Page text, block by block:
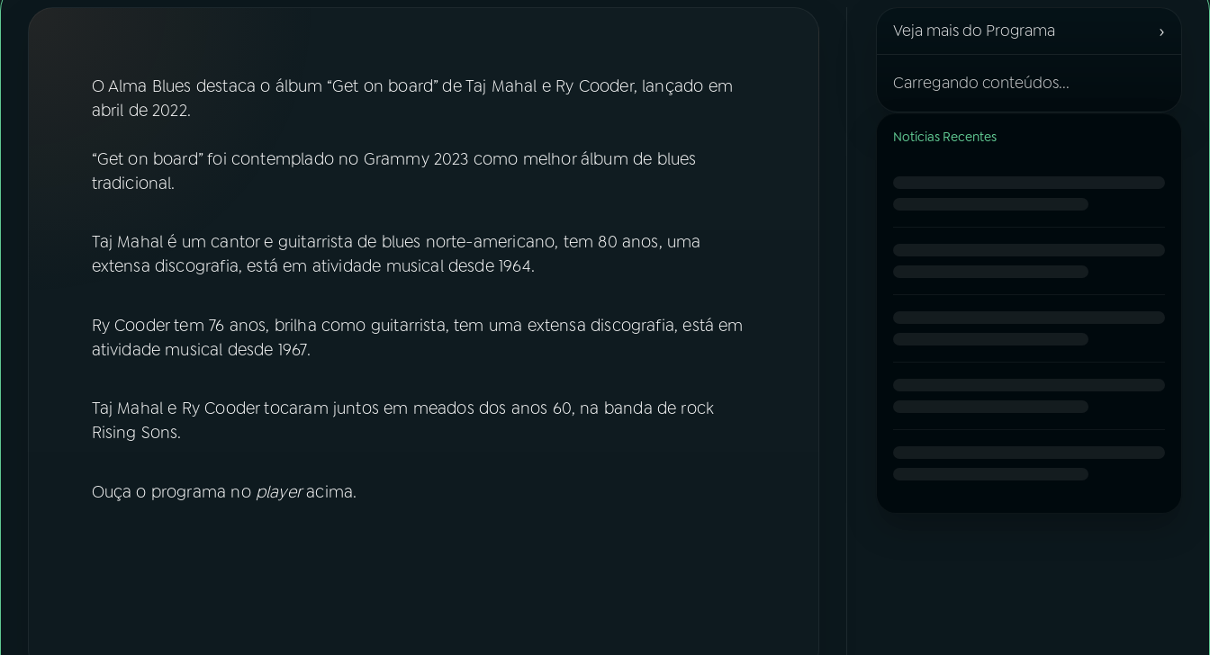
YouTube Facebook
O Alma Blues destaca o álbum “Get on board” de Taj Mahal e Ry Cooder, lançado em
abril de 2022.
“Get on board” foi contemplado no Grammy 2023 como melhor álbum de blues
tradicional.
Taj Mahal é um cantor e guitarrista de blues norte-americano, tem 80 anos, uma
extensa discografia, está em atividade musical desde 1964.
Ry Cooder tem 76 anos, brilha como guitarrista, tem uma extensa discografia, está em
atividade musical desde 1967.
Taj Mahal e Ry Cooder tocaram juntos em meados dos anos 60, na banda de rock
Rising Sons.
Ouça o programa no playeracima.
Veja mais do Programa ›
Carregando conteúdos...
Notícias Recentes